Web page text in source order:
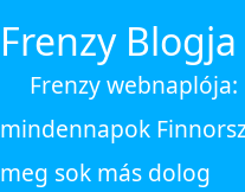
Frenzy Blogja
Frenzy webnaplója:
mindennapok
meg sok más dolog